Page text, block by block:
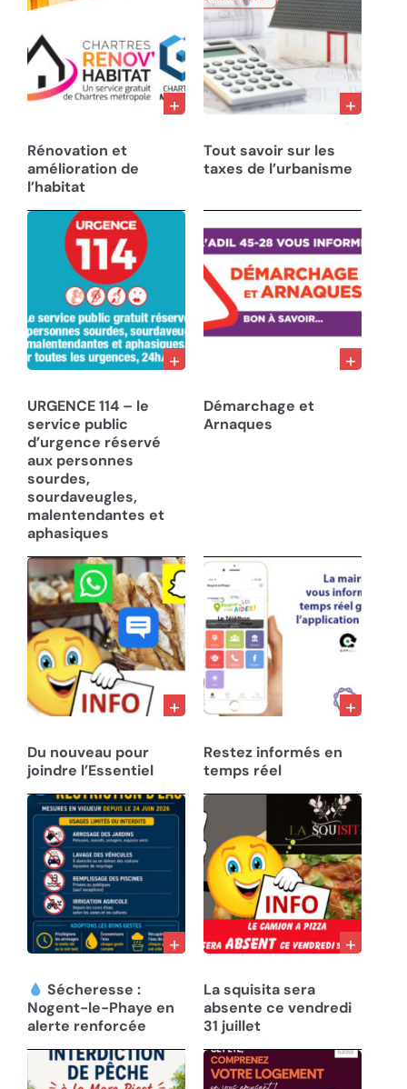
Rénovation et
amélioration de
l’habitat
Tout savoir sur les
taxes de l’urbanisme
URGENCE 114 – le
service public
d’urgence réservé
aux personnes
sourdes,
sourdaveugles,
malentendantes et
aphasiques
Démarchage et
Arnaques
Du nouveau pour
joindre l’Essentiel
Restez informés en
temps réel
Sécheresse :
Nogent-le-Phaye en
alerte renforcée
La squisita sera
absente ce vendredi
31 juillet